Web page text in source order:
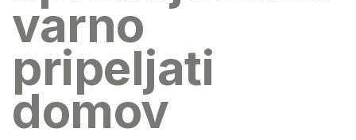
varno
pripeljati
domov